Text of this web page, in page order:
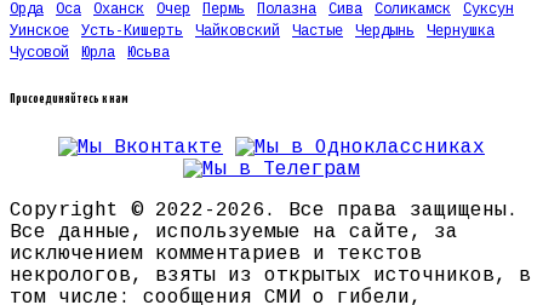
Орда
Оса Оханск Очер Пермь Полазна Сива Соликамск
Суксун
Уинское
Усть-Кишерть Чайковский Частые Чердынь
Чернушка
Чусовой
Юрла Юсьва
Присоединяйтесь к нам
Copyright © 2022-2026. Все права защищены.
Все данные, используемые на сайте, за
исключением комментариев и текстов
некрологов, взяты из открытых источников, в
том числе: сообщения СМИ о гибели,